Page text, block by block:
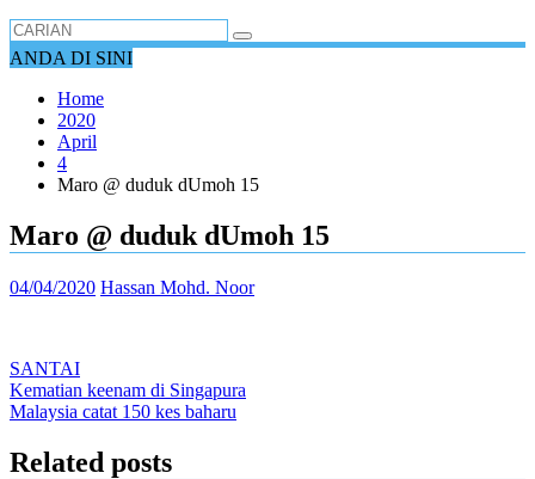
ANDA DI SINI
Home
2020
April
4
Maro @ duduk dUmoh 15
Maro @ duduk dUmoh 15
04/04/2020 Hassan Mohd. Noor
SANTAI
Post
navigation
Kematian keenam di Singapura
Malaysia catat 150 kes baharu
Related posts